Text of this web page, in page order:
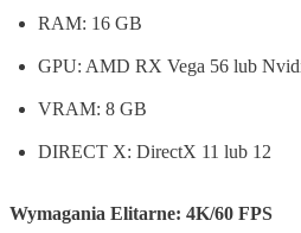
RAM: 16 GB
GPU: AMD RX Vega 56 lub
VRAM: 8 GB
DIRECT X: DirectX 11 lub 12
Wymagania Elitarne: 4K/60 FPS